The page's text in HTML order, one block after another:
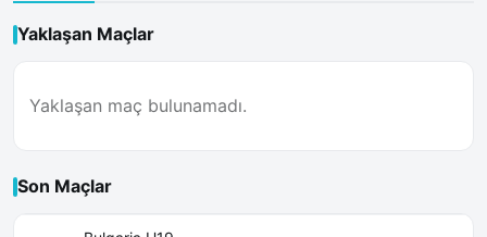
Yaklaşan Maçlar
Yaklaşan maç bulunamadı.
Son Maçlar